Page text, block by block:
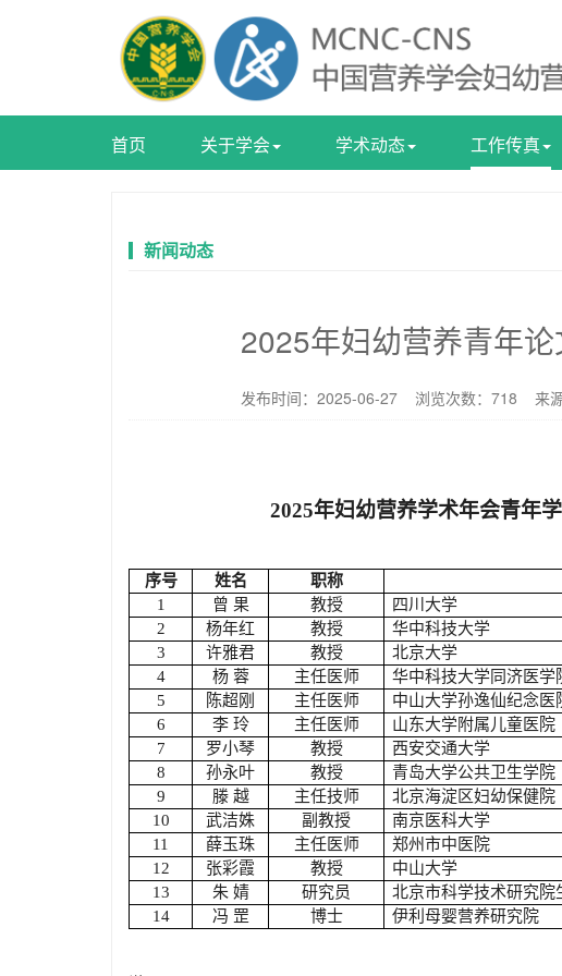
首页 关于学会 学术动态 工作传真
新闻动态
2025年妇幼营养青年
发布时间：2025-06-27 浏览次数： 718 来
2025年妇幼营养学术年会青年
序号 姓名 职称
1
曾 果 教授
四川大学
2
杨年红 教授
华中科技大学
3
许雅君 教授
北京大学
4
杨 蓉 主任医师
华中科技大学同济医学
5
陈超刚 主任医师
中山大学孙逸仙纪念医
6
李 玲 主任医师
山东大学附属儿童医院
7
罗小琴 教授
西安交通大学
8
孙永叶 教授
青岛大学公共卫生学院
9
滕 越 主任技师
北京海淀区妇幼保健院
10
武洁姝 副教授
南京医科大学
11
薛玉珠 主任医师
郑州市中医院
12
张彩霞 教授
中山大学
13
朱 婧 研究员
北京市科学技术研究院
14
冯 罡 博士 伊利母婴营养研究院